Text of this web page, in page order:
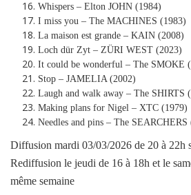
Whispers – Elton JOHN (1984)
I miss you – The MACHINES (1983)
La maison est grande – KAIN (2008)
Loch dür Zyt – ZÜRI WEST (2023)
It could be wonderful – The SMOKE
Stop – JAMELIA (2002)
Laugh and walk away – The SHIRTS
Making plans for Nigel – XTC (1979)
Needles and pins – The SEARCHERS
Diffusion mardi 03/03/2026 de 20 à 22h
Rediffusion le jeudi de 16 à 18h et le
même semaine